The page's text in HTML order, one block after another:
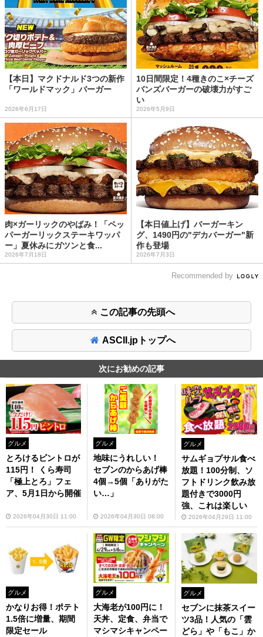
【本日】マクドナルド3つの新作
「ワールドマック」バーガー
2026年6月17日
10日間限定！4種きのこ×チーズ
バンズバーガーの破壊力がすご
い
2026年5月9日
肉×ガーリックのやばみ！「ペッ
パーガーリックステーキワッパ
ー」夏休みにガツンと食...
2026年7月18日
【本日値上げ】バーガーキン
グ、1490円の"デカバーガー"新
作も登場
2026年7月3日
Recommended by
この記事の先頭へ
ASCII.jpトップへ
次にお勧めの記事
グルメ
とろけるビントロが
115円！ くら寿司
「極上とろ」フェ
ア、5月1日から開催
2026年04月30日 11:00
グルメ
地味にうれしい！
セブンのからあげ棒
4個→5個「ありがた
い…」
2026年04月30日 08:00
グルメ
サムギョプサル食べ
放題！100分制、ソ
フトドリンク飲み放
題付きで3000円
強、これは楽しい
2026年04月29日 11:00
グルメ
かなりお得！ポテト
1.5倍に増量、期間
限定セール
グルメ
大海老が100円に！
天丼、定食、弁当で
マシマシキャンペー
グルメ
セブンに抹茶スイー
ツ3品！人気の「雲
どら」や「もこ」か